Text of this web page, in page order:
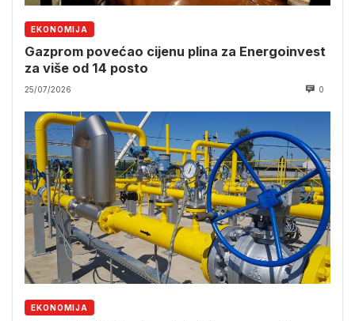
EKONOMIJA
Gazprom povećao cijenu plina za Energoinvest
za više od 14 posto
25/07/2026 0
EKONOMIJA